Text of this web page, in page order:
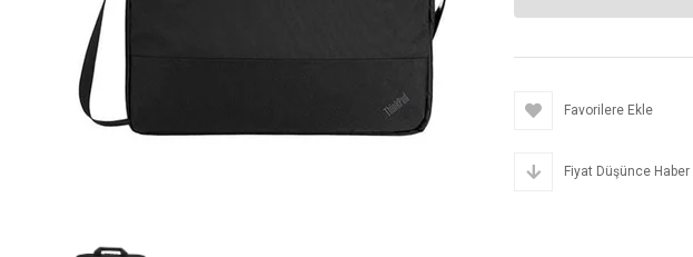
Favorilere Ekle
Fiyat Düşünce Haber